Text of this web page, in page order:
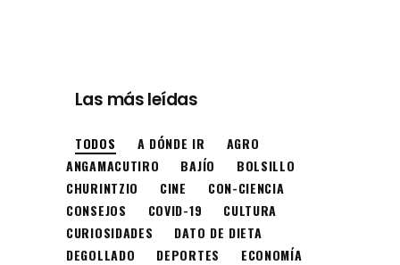
Las más leídas
TODOS A DÓNDE IR
AGRO
ANGAMACUTIRO
BAJÍO
BOLSILLO
CHURINTZIO
CINE
CON-CIENCIA
CONSEJOS
COVID-19
CULTURA
CURIOSIDADES
DATO DE DIETA
DEGOLLADO
DEPORTES
ECONOMÍA